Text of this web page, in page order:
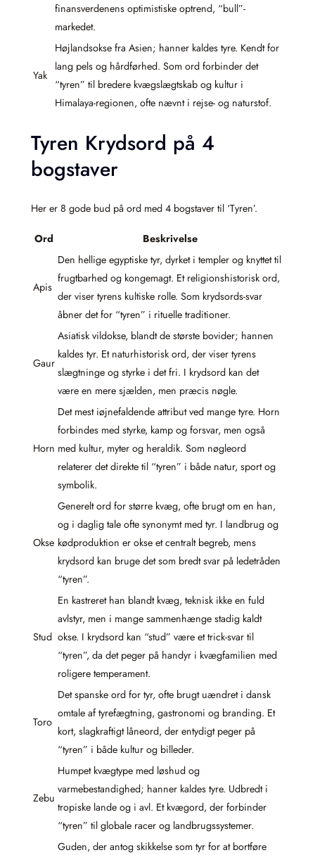
finansverdenens optimistiske optrend, “bull”-
markedet.
Yak
Højlandsokse fra Asien; hanner kaldes tyre. Kendt for
lang pels og hårdførhed. Som ord forbinder det
“tyren” til bredere kvægslægtskab og kultur i
Himalaya-regionen, ofte nævnt i rejse- og naturstof.
Tyren Krydsord på 4
bogstaver
Her er 8 gode bud på ord med 4 bogstaver til ‘Tyren’.
Ord Beskrivelse
Apis
Den hellige egyptiske tyr, dyrket i templer og knyttet til
frugtbarhed og kongemagt. Et religionshistorisk ord,
der viser tyrens kultiske rolle. Som krydsords-svar
åbner det for “tyren” i rituelle traditioner.
Gaur
Asiatisk vildokse, blandt de største bovider; hannen
kaldes tyr. Et naturhistorisk ord, der viser tyrens
slægtninge og styrke i det fri. I krydsord kan det
være en mere sjælden, men præcis nøgle.
Horn
Det mest iøjnefaldende attribut ved mange tyre. Horn
forbindes med styrke, kamp og forsvar, men også
med kultur, myter og heraldik. Som nøgleord
relaterer det direkte til “tyren” i både natur, sport og
symbolik.
Okse
Generelt ord for større kvæg, ofte brugt om en han,
og i daglig tale ofte synonymt med tyr. I landbrug og
kødproduktion er okse et centralt begreb, mens
krydsord kan bruge det som bredt svar på ledetråden
“tyren”.
Stud
En kastreret han blandt kvæg, teknisk ikke en fuld
avlstyr, men i mange sammenhænge stadig kaldt
okse. I krydsord kan “stud” være et trick-svar til
“tyren”, da det peger på handyr i kvægfamilien med
roligere temperament.
Toro
Det spanske ord for tyr, ofte brugt uændret i dansk
omtale af tyrefægtning, gastronomi og branding. Et
kort, slagkraftigt låneord, der entydigt peger på
“tyren” i både kultur og billeder.
Zebu
Humpet kvægtype med løshud og
varmebestandighed; hanner kaldes tyre. Udbredt i
tropiske lande og i avl. Et kvægord, der forbinder
“tyren” til globale racer og landbrugssystemer.
Guden, der antog skikkelse som tyr for at bortføre